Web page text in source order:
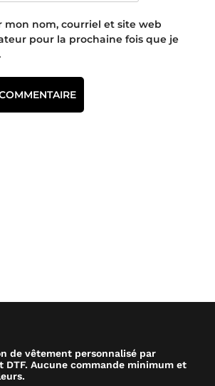
mon nom, courriel et site web
pour la prochaine fois que je
de vêtement personnalisé par
DTF. Aucune commande minimum et